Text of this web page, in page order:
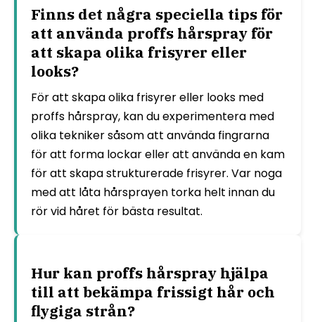
Finns det några speciella tips för
att använda proffs hårspray för
att skapa olika frisyrer eller
looks?
För att skapa olika frisyrer eller looks med
proffs hårspray, kan du experimentera med
olika tekniker såsom att använda fingrarna
för att forma lockar eller att använda en kam
för att skapa strukturerade frisyrer. Var noga
med att låta hårsprayen torka helt innan du
rör vid håret för bästa resultat.
Hur kan proffs hårspray hjälpa
till att bekämpa frissigt hår och
flygiga strån?